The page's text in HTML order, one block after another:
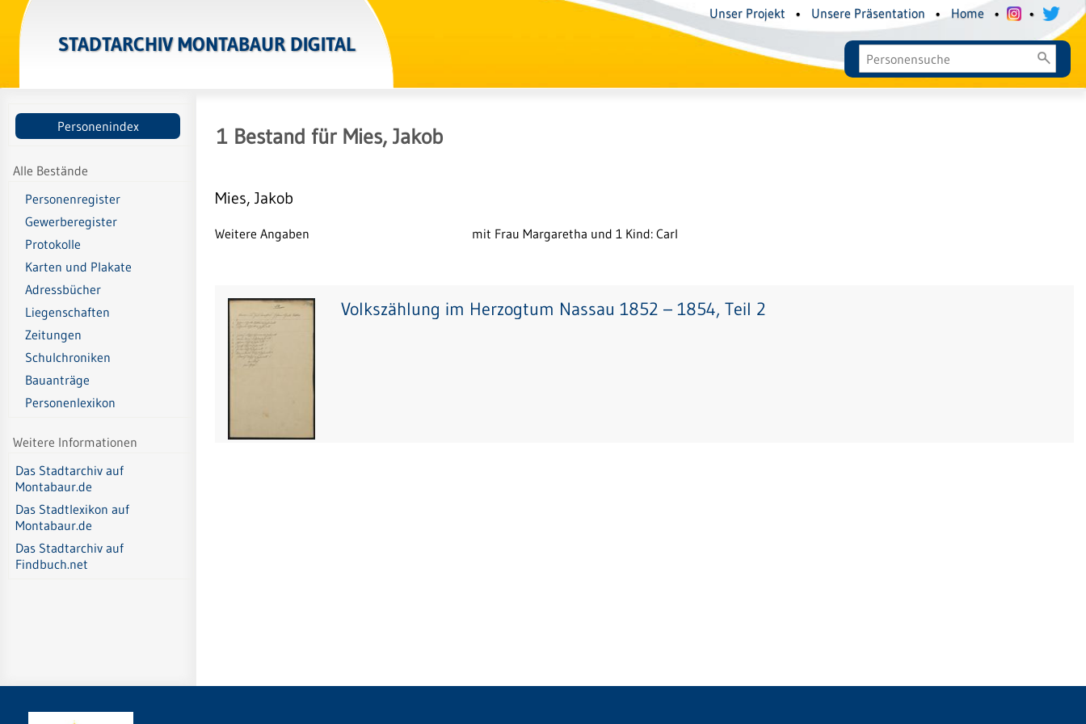
STADTARCHIV MONTABAUR DIGITAL
Unser Projekt • Unsere Präsentation • Home • •
Personenindex
Alle Bestände
Personenregister
Gewerberegister
Protokolle
Karten und Plakate
Adressbücher
Liegenschaften
Zeitungen
Schulchroniken
Bauanträge
Personenlexikon
Weitere Informationen
Das Stadtarchiv auf
Montabaur.de
Das Stadtlexikon auf
Montabaur.de
Das Stadtarchiv auf
Findbuch.net
1 Bestand für Mies, Jakob
Mies, Jakob
Weitere Angaben mit Frau Margaretha und 1 Kind: Carl
Volkszählung im Herzogtum Nassau 1852 – 1854, Teil 2